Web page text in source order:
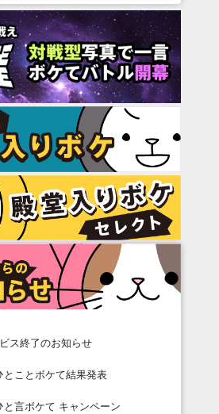
ス終了のお知らせ
とことボケて結果発表
と言ボケて キャンペーン